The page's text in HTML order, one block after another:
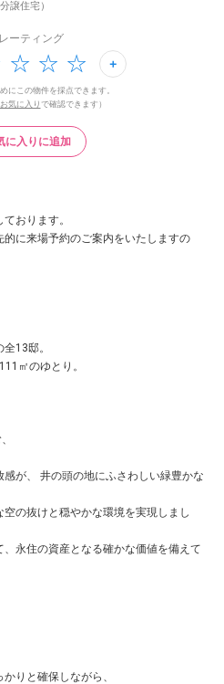
分譲住宅）
ーティング
にこの物件を採点できます。
お気に入り で確認できます）
に入りに追加
おります。
に来場予約のご案内をいたしますの
13邸。
㎡のゆとり。
が、 井の頭の地にふさわしい緑豊かな
の抜けと穏やかな環境を実現しまし
永住の資産となる確かな価値を備えて
りと確保しながら、